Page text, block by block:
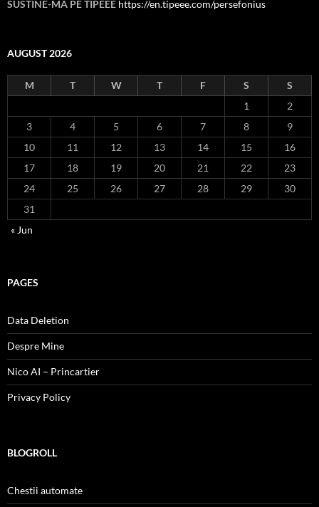
SUSTINE-MA PE TIPEEE https://en.tipeee.com/persefonius
AUGUST 2026
M T W T F S
S
1
2
3
4 5 6 7 8
9
10
11 12 13 14 15
16
17
18 19 20 21 22
23
24
25 26 27 28 29
30
31
« Jun
PAGES
Data Deletion
Despre Mine
Nico AI – Princartier
Privacy Policy
BLOGROLL
Chestii automate